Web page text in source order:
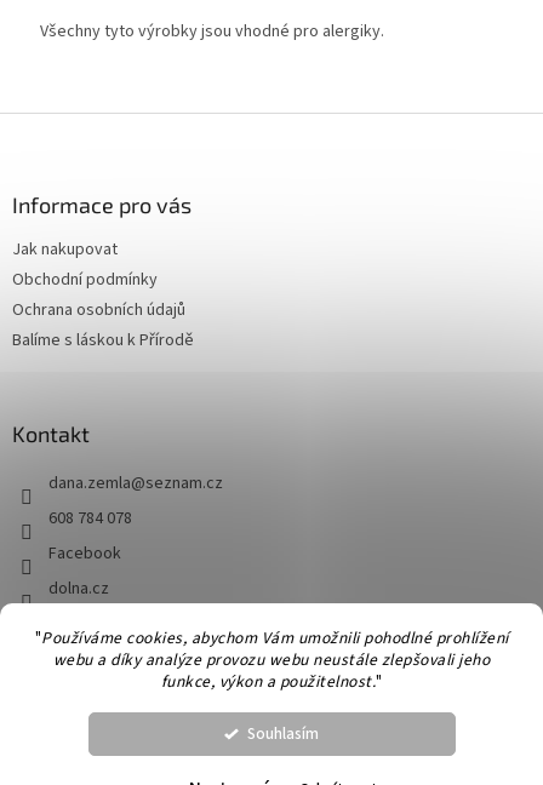
"Používáme cookies, abychom Vám umožnili pohodlné prohlížení
webu a díky analýze provozu webu neustále zlepšovali jeho
funkce, výkon a použitelnost."
Souhlasím
Všechny tyto výrobky jsou vhodné pro alergiky.
Informace pro vás
Jak nakupovat
Obchodní podmínky
Ochrana osobních údajů
Balíme s láskou k Přírodě
Kontakt
dana.zemla@seznam.cz
608 784 078
Facebook
dolna.cz
Vytvořil Shoptet
Copyright 2026Dolna. Všechna práva vyhrazena.Upravit nastavení
cookies